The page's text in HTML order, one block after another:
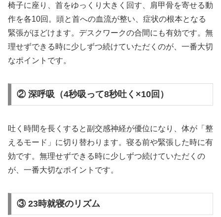
椅子に座り、首をゆっくり大きく回す、肩甲骨を寄せる動
作を各10回。頭と首への血流が整い、症状の根本となる
緊張がほどけます。デスクワークの合間にも有効です。無
理せずできる時に少しずつ続けていただくのが、一番大切
なポイントです。
② 深呼吸（4秒吸って8秒吐く×10回）
吐く時間を長くすると副交感神経が優位になり、体が「整
えるモード」に切り替わります。寝る前や緊張した時に有
効です。無理せずできる時に少しずつ続けていただくの
が、一番大切なポイントです。
③ 23時就寝のリズム